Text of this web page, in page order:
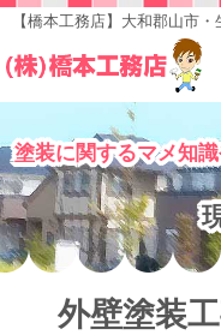
【橋本工務店】大和郡山市
塗装に関するマメ知
外壁塗装